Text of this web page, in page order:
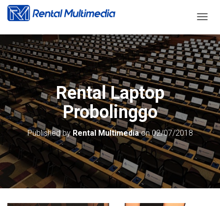
O
G
G
L
E
N
A
V
I
G
A
O
N
Rental Laptop
Probolinggo
Published by Rental Multimediaon02/07/2018